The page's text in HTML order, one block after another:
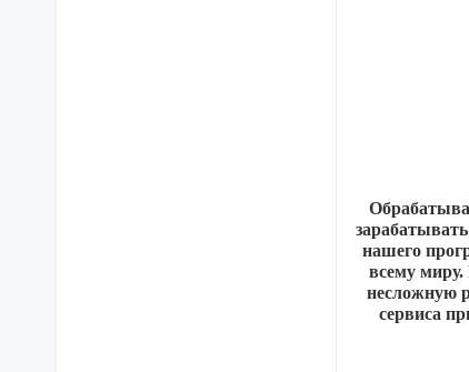
нашего
всему
несложную
сервиса